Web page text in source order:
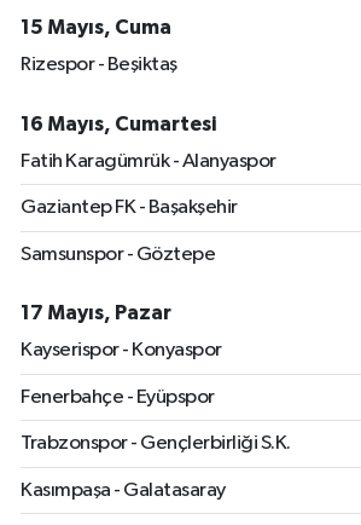
15 Mayıs, Cuma
Rizespor - Beşiktaş
16 Mayıs, Cumartesi
Fatih Karagümrük - Alanyaspor
Gaziantep FK - Başakşehir
Samsunspor - Göztepe
17 Mayıs, Pazar
Kayserispor - Konyaspor
Fenerbahçe - Eyüpspor
Trabzonspor - Gençlerbirliği S.K.
Kasımpaşa - Galatasaray